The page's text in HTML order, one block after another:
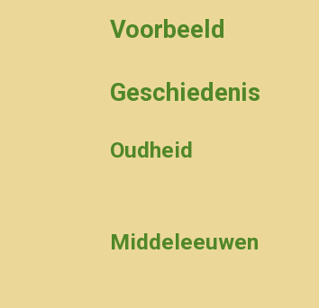
Voorbeeld
Geschiedenis
Oudheid
Middeleeuwen